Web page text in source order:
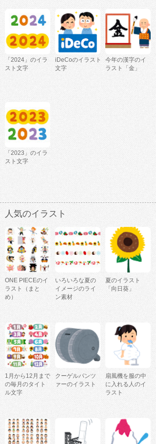
「2024」のイラ
スト文字
iDeCoのイラスト
文字
今年の漢字のイ
ラスト「金」
「2023」のイラ
スト文字
人気のイラスト
ONE PIECEのイ
ラスト（まと
め）
いろいろな夏の
イメージのライ
ン素材
夏のイラスト
「向日葵」
1月から12月まで
の毎月のタイト
ル文字
クーゲルパンツ
ァーのイラスト
扇風機を服の中
に入れる人のイ
ラスト